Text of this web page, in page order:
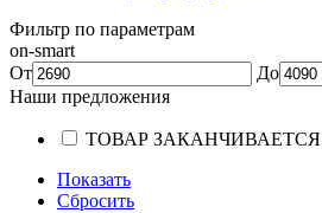
Фильтр по параметрам
on-smart
От
До
Наши предложения
ТОВАР ЗАКАНЧИВАЕТСЯ
Показать
Сбросить